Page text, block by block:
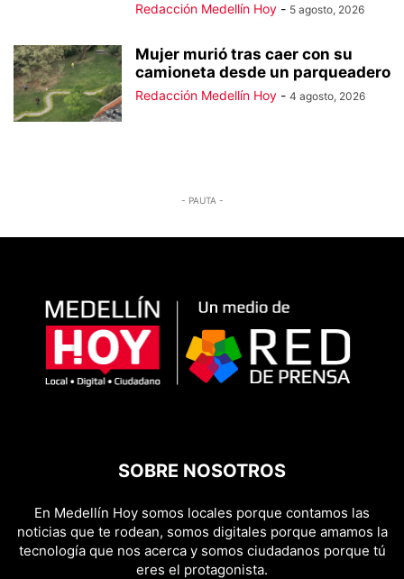
Redacción Medellín Hoy - 5 agosto, 2026
Mujer murió tras caer con su
camioneta desde un parqueadero
Redacción Medellín Hoy - 4 agosto, 2026
- PAUTA -
SOBRE NOSOTROS
En Medellín Hoy somos locales porque contamos las
noticias que te rodean, somos digitales porque amamos la
tecnología que nos acerca y somos ciudadanos porque tú
eres el protagonista.